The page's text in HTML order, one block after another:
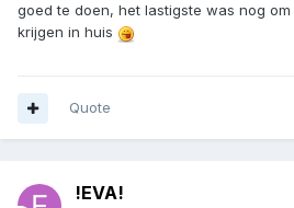
goed te doen, het lastigste was nog
krijgen in huis
Quote
!EVA!